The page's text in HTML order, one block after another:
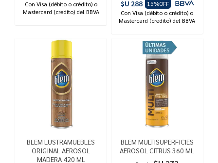
Con Visa (débito o crédito) o
Mastercard (credito) del BBVA
$U 288
15%OFF
Con Visa (débito o crédito) o
Mastercard (credito) del BBVA
BLEM LUSTRAMUEBLES
ORIGINAL AEROSOL
MADERA 420 ML
BLEM MULTISUPERFICIES
AEROSOL CITRUS 360 ML